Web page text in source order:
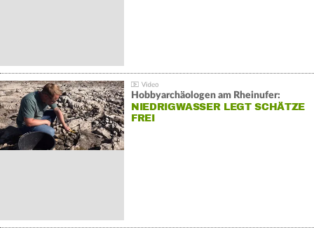
Hobbyarchäologen am Rheinufer:
NIEDRIGWASSER LEGT SCHÄTZE
FREI